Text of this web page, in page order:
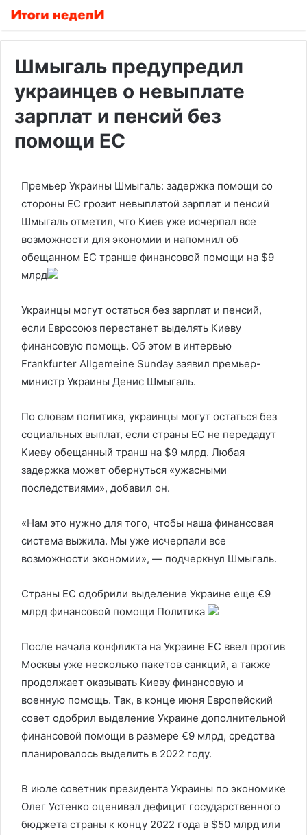
Шмыгаль предупредил
украинцев о невыплате
зарплат и пенсий без
помощи ЕС
Премьер Украины Шмыгаль: задержка помощи со
стороны ЕС грозит невыплатой зарплат и пенсий
Шмыгаль отметил, что Киев уже исчерпал все
возможности для экономии и напомнил об
обещанном ЕС транше финансовой помощи на $9
млрд
Украинцы могут остаться без зарплат и пенсий,
если Евросоюз перестанет выделять Киеву
финансовую помощь. Об этом в интервью
Frankfurter Allgemeine Sunday заявил премьер-
министр Украины Денис Шмыгаль.
По словам политика, украинцы могут остаться без
социальных выплат, если страны ЕС не передадут
Киеву обещанный транш на $9 млрд. Любая
задержка может обернуться «ужасными
последствиями», добавил он.
«Нам это нужно для того, чтобы наша финансовая
система выжила. Мы уже исчерпали все
возможности экономии», — подчеркнул Шмыгаль.
Страны ЕС одобрили выделение Украине еще €9
млрд финансовой помощи Политика
После начала конфликта на Украине ЕС ввел против
Москвы уже несколько пакетов санкций, а также
продолжает оказывать Киеву финансовую и
военную помощь. Так, в конце июня Европейский
совет одобрил выделение Украине дополнительной
финансовой помощи в размере €9 млрд, средства
планировалось выделить в 2022 году.
В июле советник президента Украины по экономике
Олег Устенко оценивал дефицит государственного
бюджета страны к концу 2022 года в $50 млрд или